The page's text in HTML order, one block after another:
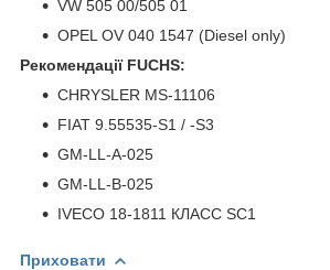
VW 505 00/505 01
OPEL OV 040 1547 (Diesel only)
Рекомендації FUCHS:
CHRYSLER MS-11106
FIAT 9.55535-S1 / -S3
GM-LL-A-025
GM-LL-B-025
IVECO 18-1811 КЛАСС SC1
Приховати